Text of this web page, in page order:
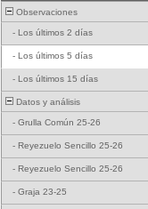
Observaciones
- Los últimos 2 días
- Los últimos 5 días
- Los últimos 15 días
Datos y análisis
- Grulla Común 25-26
- Reyezuelo Sencillo 25-26
- Reyezuelo Sencillo 25-26
- Graja 23-25